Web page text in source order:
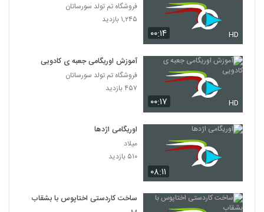
۰۰:۱۴ HD
فروشگاه تم تولد سورساتان
۱,۲۴۵ بازدید
۰۰:۱۷ HD
آموزش اوریگامی جعبه ی کادویی
فروشگاه تم تولد سورساتان
۴۵۷ بازدید
۰۸:۱۱
اوریگامی اژدها
میلاد
۵۱۰ بازدید
ساخت کاردستی اختاپوس با بشقاب